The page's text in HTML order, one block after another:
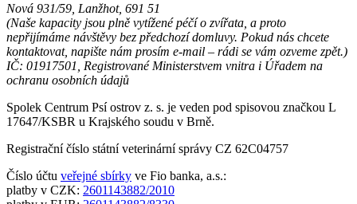
Nová 931/59, Lanžhot, 691 51
(Naše kapacity jsou plně vytížené péčí o zvířata, a proto
nepřijímáme návštěvy bez předchozí domluvy. Pokud nás chcete
kontaktovat, napište nám prosím e-mail – rádi se vám ozveme zpět.)
IČ: 01917501, Registrované Ministerstvem vnitra i Úřadem na
ochranu osobních údajů
Spolek Centrum Psí ostrov z. s. je veden pod spisovou značkou L
17647/KSBR u Krajského soudu v Brně.
Registrační číslo státní veterinární správy CZ 62C04757
Číslo účtu veřejné sbírky ve Fio banka, a.s.:
platby v CZK: 2601143882/2010